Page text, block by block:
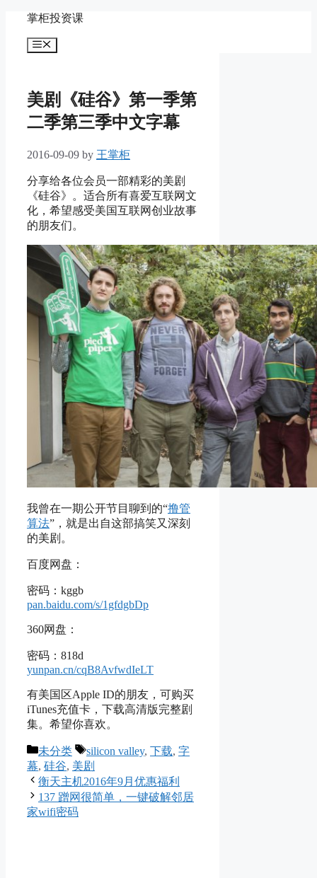
content
掌柜投资课
Menu
美剧《硅谷》第一季第
二季第三季中文字幕
2016-09-09 by 王掌柜
分享给各位会员一部精彩的美剧
《硅谷》。适合所有喜爱互联网文
化，希望感受美国互联网创业故事
的朋友们。
我曾在一期公开节目聊到的“撸管
算法”，就是出自这部搞笑又深刻
的美剧。
百度网盘：
密码：kggb
pan.baidu.com/s/1gfdgbDp
360网盘：
密码：818d
yunpan.cn/cqB8AvfwdIeLT
有美国区Apple ID的朋友，可购买
iTunes充值卡，下载高清版完整剧
集。希望你喜欢。
Categories
未分类 Tags
silicon valley, 下载, 字
幕, 硅谷, 美剧
衡天主机2016年9月优惠福利
137 蹭网很简单，一键破解邻居
家wifi密码